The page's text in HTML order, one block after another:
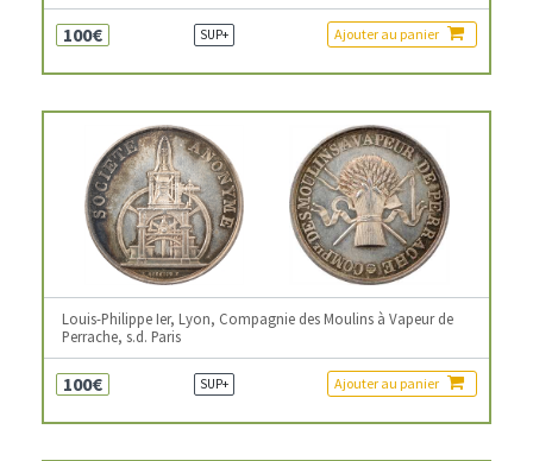
100€ SUP+ Ajouter au panier
Louis-Philippe Ier, Lyon, Compagnie des Moulins à Vapeur de
Perrache, s.d. Paris
100€ SUP+ Ajouter au panier